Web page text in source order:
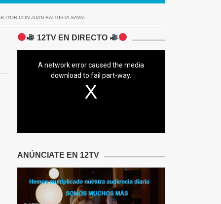
D’OR CON JUAN BAUTISTA SAVAL
12TV EN DIRECTO
A network error caused the media
download to fail part-way.
ANÚNCIATE EN 12TV